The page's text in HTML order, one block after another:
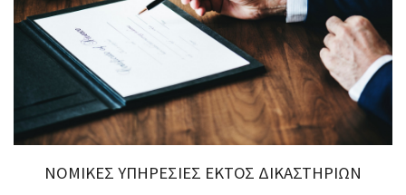
ΝΟΜΙΚΕΣ ΥΠΗΡΕΣΙΕΣ ΕΚΤΟΣ ΔΙΚΑΣΤΗΡΙΩΝ